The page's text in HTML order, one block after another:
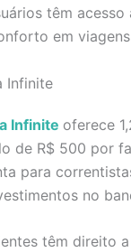
têm
em
Infinite
Infinite oferece
de R$ 500 por
para
no
têm direito